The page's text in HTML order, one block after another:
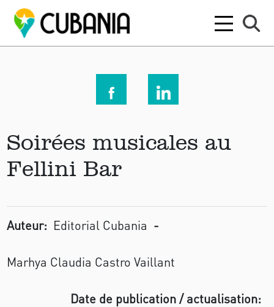
Soirées musicales au
Fellini Bar
Auteur: Editorial Cubania -
Marhya Claudia Castro Vaillant
Date de publication / actualisation: